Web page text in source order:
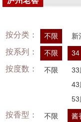
按分类： 不限 新
按系列： 不限 34
按度数： 不限 33
43
53
按香型： 不限 酱